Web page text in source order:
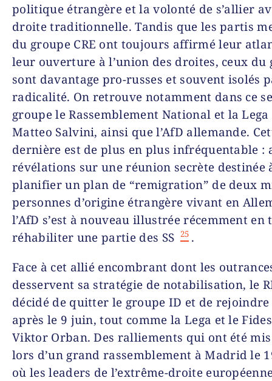
politique étrangère et la volonté de s’allier
droite traditionnelle. Tandis que les partis
du groupe CRE ont toujours affirmé leur
leur ouverture à l’union des droites, ceux du
sont davantage pro-russes et souvent isolés
radicalité. On retrouve notamment dans ce
groupe le Rassemblement National et la Lega
Matteo Salvini, ainsi que l’AfD allemande.
dernière est de plus en plus infréquentable :
révélations sur une réunion secrète destinée
planifier un plan de “remigration” de deux
personnes d’origine étrangère vivant en
l’AfD s’est à nouveau illustrée récemment en
réhabiliter une partie des SS 25 .
Face à cet allié encombrant dont les
desservent sa stratégie de notabilisation, le
décidé de quitter le groupe ID et de rejoindre
après le 9 juin, tout comme la Lega et le
Viktor Orban. Des ralliements qui ont été mis
lors d’un grand rassemblement à Madrid le
où les leaders de l’extrême-droite